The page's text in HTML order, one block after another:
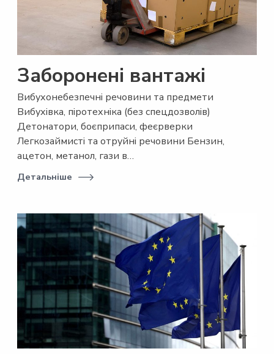
Заборонені вантажі
Вибухонебезпечні речовини та предмети
Вибухівка, піротехніка (без спецдозволів)
Детонатори, боєприпаси, феєрверки
Легкозаймисті та отруйні речовини Бензин,
ацетон, метанол, гази в…
Детальніше